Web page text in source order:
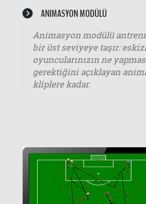
ANIMASYON MODÜLÜ
Animasyon modülü
bir üst seviyeye taşır:
oyuncularınızın ne
gerektiğini açıklayan
kliplere kadar.